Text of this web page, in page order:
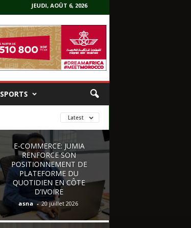
JEUDI, AOÛT 6, 2026
SPORTS
Latest
E-COMMERCE: JUMIA
RENFORCE SON
POSITIONNEMENT DE
PLATEFORME DU
QUOTIDIEN EN CÔTE
D’IVOIRE
asna - 20 juillet 2026